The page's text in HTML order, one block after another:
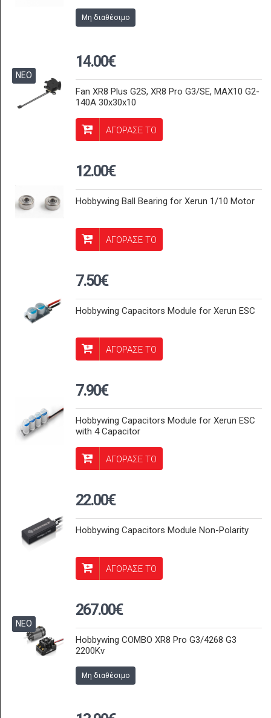
Μη διαθέσιμο
ΝΕΟ
14.00€
Fan XR8 Plus G2S, XR8 Pro G3/SE, MAX10 G2-
140A 30x30x10
ΑΓΟΡΑΣΕ ΤΟ
12.00€
Hobbywing Ball Bearing for Xerun 1/10 Motor
ΑΓΟΡΑΣΕ ΤΟ
7.50€
Hobbywing Capacitors Module for Xerun ESC
ΑΓΟΡΑΣΕ ΤΟ
7.90€
Hobbywing Capacitors Module for Xerun ESC
with 4 Capacitor
ΑΓΟΡΑΣΕ ΤΟ
22.00€
Hobbywing Capacitors Module Non-Polarity
ΑΓΟΡΑΣΕ ΤΟ
ΝΕΟ
267.00€
Hobbywing COMBO XR8 Pro G3/4268 G3
2200Kv
Μη διαθέσιμο